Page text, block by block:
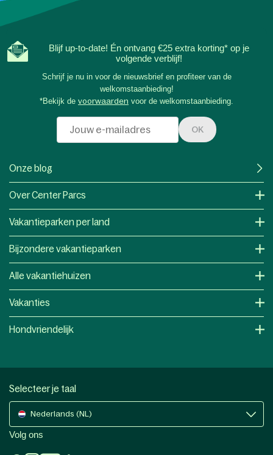
Blijf up-to-date! Én ontvang €25 extra korting* op je
volgende verblijf!
Schrijf je nu in voor de nieuwsbrief en profiteer van de
welkomstaanbieding!
*Bekijk de voorwaarden voor de welkomstaanbieding.
OK
Onze blog
Over Center Parcs
Vakantieparken per land
Bijzondere vakantieparken
Alle vakantiehuizen
Vakanties
Hondvriendelijk
Selecteer je taal
Nederlands (NL)
Volg ons